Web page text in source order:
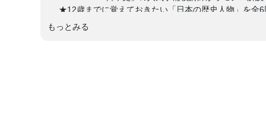
★12歳までに覚えておきたい「日本の歴史人物」を全
途中回から、好きな回だけの参加もOK
╰━━━━━━━━━━━━━━━━━━━━━━━━━━━━━━━━━╯
もっとみる